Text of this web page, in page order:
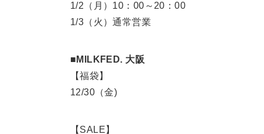
1/2（月）10：00～20：00
1/3（火）通常営業
■MILKFED. 大阪
【福袋】
12/30（金)
【SALE】